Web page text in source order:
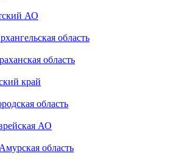
АО
область
область
край
область
АО
область